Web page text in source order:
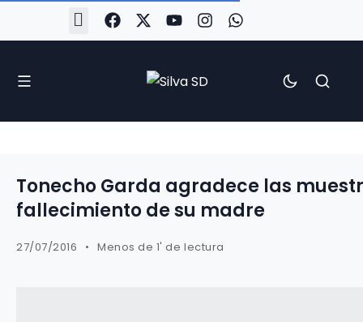
Tonecho Garda agradece las
fallecimiento de su madre
27/07/2016 Menos de 1' de lectura